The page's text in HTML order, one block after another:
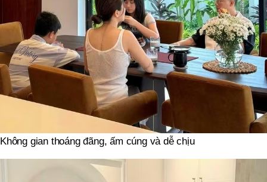
Không gian thoáng đãng, ấm cúng và dễ chịu